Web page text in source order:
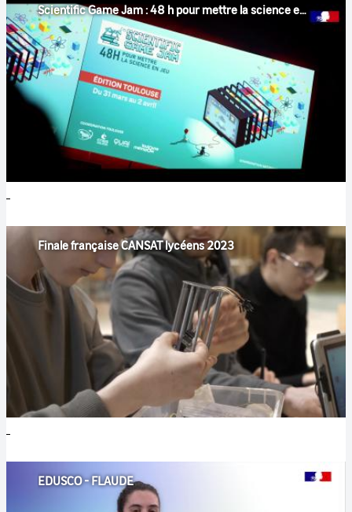
Scientific Game Jam : 48 h pour mettre la science en jeu
Finale française CANSAT lycéens 2023
EDUSCO - FLAUDE